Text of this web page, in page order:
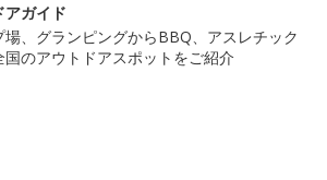
アガイド
場、グランピングからBBQ、アスレチック
国のアウトドアスポットをご紹介